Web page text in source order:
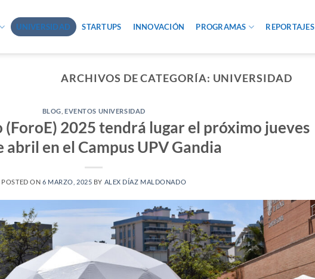
UNIVERSIDAD STARTUPS INNOVACIÓN PROGRAMAS REPORTAJES
ARCHIVOS DE CATEGORÍA: UNIVERSIDAD
BLOG ,EVENTOS UNIVERSIDAD
(ForoE) 2025 tendrá lugar el próximo jueves
abril en el Campus UPV Gandia
POSTED ON 6 MARZO, 2025 BY ALEX DÍAZ MALDONADO